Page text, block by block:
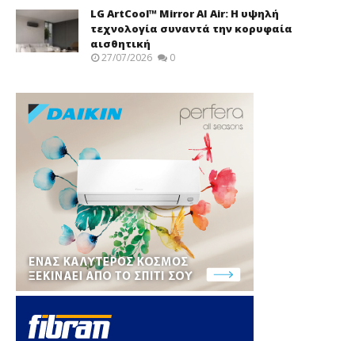
LG ArtCool™ Mirror AI Air: Η υψηλή
τεχνολογία συναντά την κορυφαία
αισθητική
27/07/2026 0